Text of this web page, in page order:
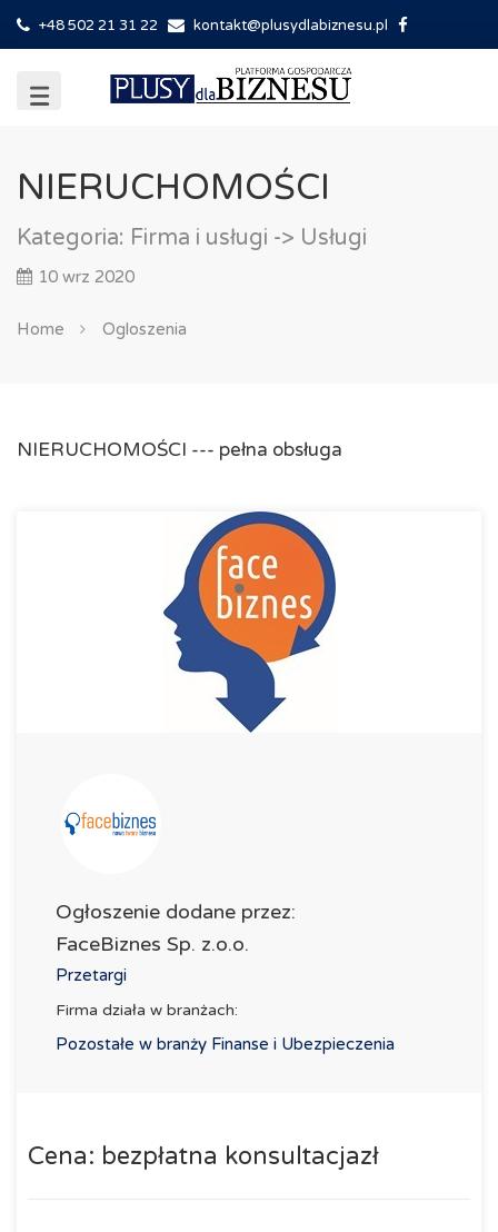
+48 502 21 31 22 kontakt@plusydlabiznesu.pl
NIERUCHOMOŚCI
Kategoria: Firma i usługi -> Usługi
10 wrz 2020
Home Ogloszenia
NIERUCHOMOŚCI --- pełna obsługa
Ogłoszenie dodane przez:
FaceBiznes Sp. z.o.o.
Przetargi
Firma działa w branżach:
Pozostałe w branży Finanse i Ubezpieczenia
Cena: bezpłatna konsultacjazł